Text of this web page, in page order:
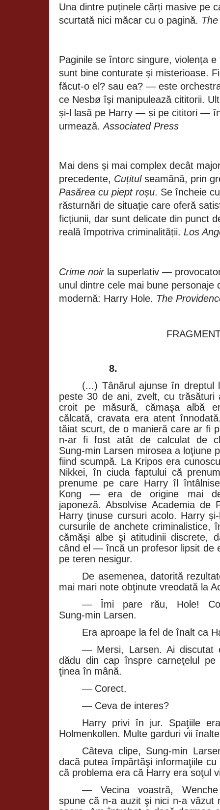
Una dintre puținele cărți masive pe
scurtată nici măcar cu o pagină.
Paginile se întorc singure, violența
sunt bine conturate și misterioase.
făcut-o el? sau ea? — este
ce Nesbø își manipulează cititorii.
și-l lasă pe Harry — și pe cititori —
urmează.Associated Press
Mai dens și mai complex decât
precedente, Cuțitulseamănă, prin
Pasărea cu piept roșu. Se încheie
răsturnări de situație care oferă
ficțiunii, dar sunt delicate din punct
reală împotriva criminalității. Los
Crime noirla superlativ —
unul dintre cele mai bune personaje
modernă: Harry Hole. The
8.
(...) Tânărul ajunse în dreptul
peste 30 de ani, zvelt, cu trăsături
croit pe măsură, cămaşa albă
călcată, cravata era atent
tăiat scurt, de o manieră care ar fi
n‑ar fi fost atât de calculat de
Sung‑min Larsen mirosea a loţiune
fiind scumpă. La Kripos era
Nikkei, în ciuda faptului că
prenume pe care Harry îl
Kong — era de origine mai
japoneză. Absolvise Academia
Harry ţinuse cursuri acolo. Harry
cursurile de anchete criminalistice,
cămăşi albe şi atitudinii discrete,
când el — încă un profesor lipsit de
pe teren nesigur.
De asemenea, datorită
mai mari note obţinute vreodată la
— Îmi pare rău, Hole!
Sung‑min Larsen.
Era aproape la fel de înalt ca
— Mersi, Larsen. Ai discutat
dădu din cap înspre carneţelul
ţinea în mână.
— Corect.
— Ceva de interes?
Harry privi în jur. Spaţiile
Holmenkollen. Multe garduri vii
Câteva clipe, Sung‑min
dacă putea împărtăşi informaţiile
că problema era că Harry era soţul
— Vecina voastră, Wenche
spune că n‑a auzit şi nici n‑a văzut